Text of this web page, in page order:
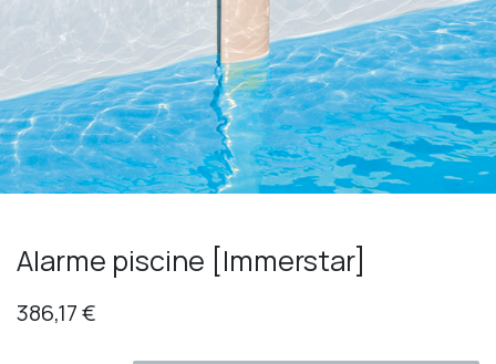
Alarme piscine [Immerstar]
386,17€